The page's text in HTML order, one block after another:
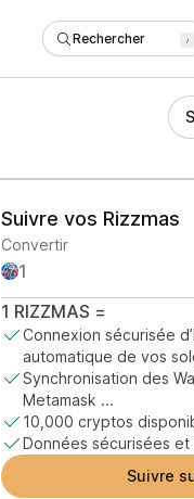
Rechercher /
Suivre vos Rizzmas
Convertir
1 RIZZMAS =
Connexion sécurisée
automatique de vos
Synchronisation des
Metamask ...
10,000 cryptos
Données sécurisées
Suivre